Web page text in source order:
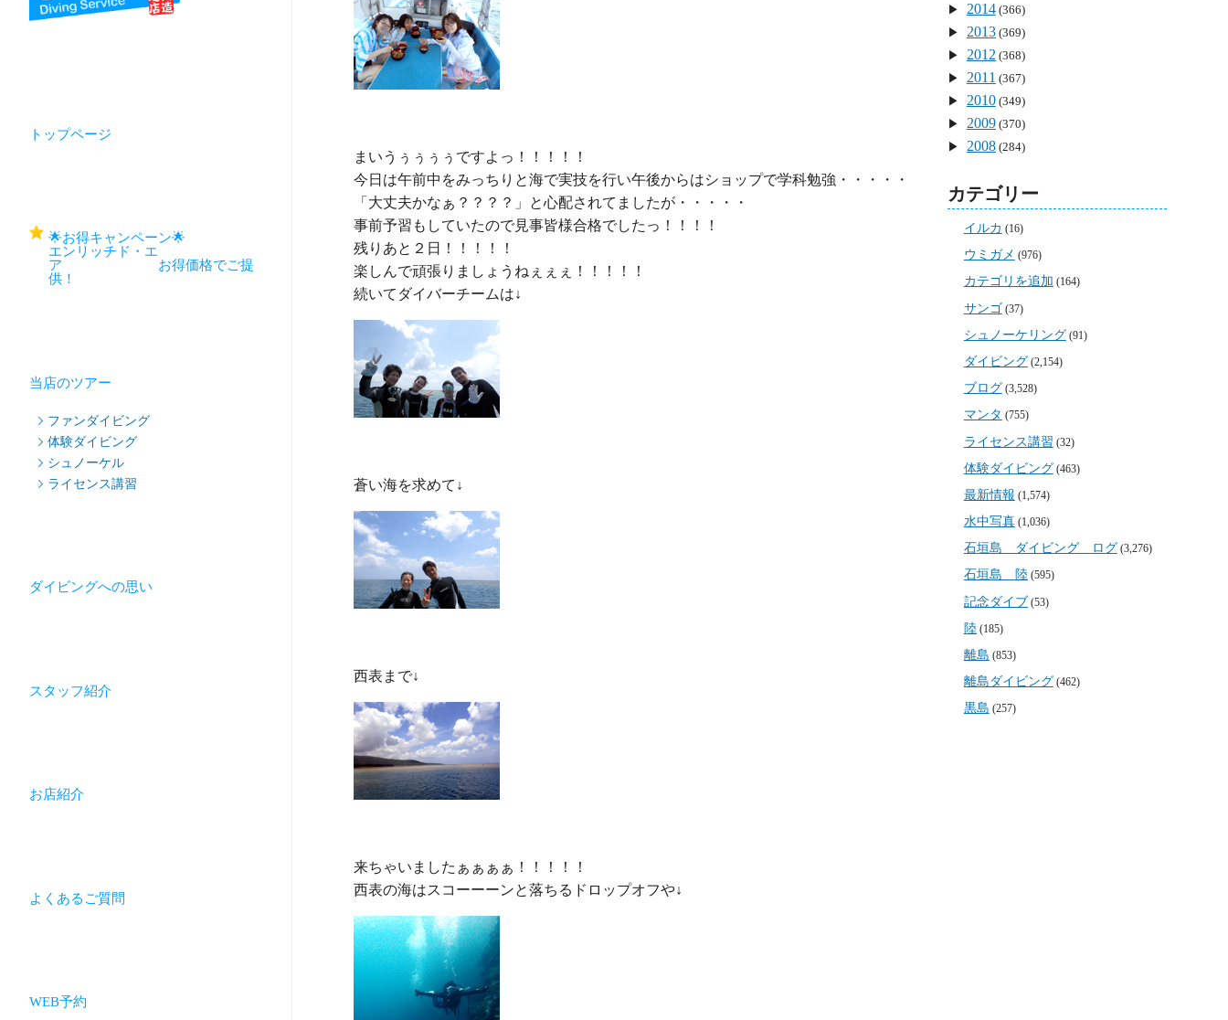
トップページ
🌟お得キャンペーン🌟
エンリッチド・エ
ア お得価格でご提
供！
当店のツアー
ファンダイビング
体験ダイビング
シュノーケル
ライセンス講習
ダイビングへの思い
スタッフ紹介
お店紹介
よくあるご質問
WEB予約
まいうぅぅぅぅですよっ！！！！！
今日は午前中をみっちりと海で実技を行い午後からはショップで学科勉強・・・・・
「大丈夫かなぁ？？？？」と心配されてましたが・・・・・
事前予習もしていたので見事皆様合格でしたっ！！！！
残りあと２日！！！！！
楽しんで頑張りましょうねぇぇぇ！！！！！
来ちゃいましたぁぁぁぁ！！！！！
2014(366)
2013(369)
2012(368)
2011 (367)
2010(349)
2009(370)
2008(284)
カテゴリー
イルカ (16)
ウミガメ (976)
カテゴリを追加 (164)
サンゴ(37)
シュノーケリング(91)
ダイビング (2,154)
ブログ (3,528)
マンタ (755)
ライセンス講習 (32)
体験ダイビング(463)
最新情報 (1,574)
水中写真(1,036)
石垣島 ダイビング ログ (3,276)
石垣島 陸(595)
記念ダイブ (53)
陸(185)
離島 (853)
離島ダイビング (462)
黒島 (257)